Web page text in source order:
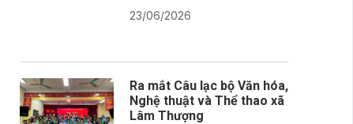
23/06/2026
Ra mắt Câu lạc bộ Văn hóa,
Nghệ thuật và Thể thao xã
Lâm Thượng